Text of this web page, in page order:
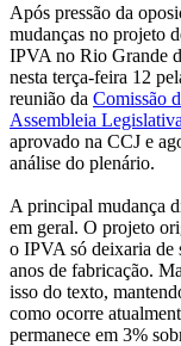
Após pressão da
mudanças no projeto
IPVA no Rio Grande
nesta terça-feira 12
reunião da Comissão
Assembleia Legislativa
aprovado na CCJ e
análise do plenário.
A principal mudança
em geral. O projeto
o IPVA só deixaria de
anos de fabricação.
isso do texto,
como ocorre
permanece em 3%